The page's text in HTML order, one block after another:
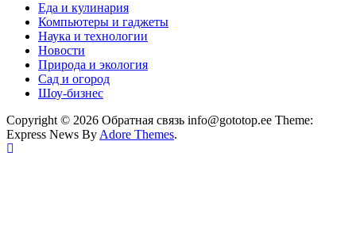
Еда и кулинария
Компьютеры и гаджеты
Наука и технологии
Новости
Природа и экология
Сад и огород
Шоу-бизнес
Copyright © 2026 Обратная связь info@gototop.ee Theme:
Express News By Adore Themes.